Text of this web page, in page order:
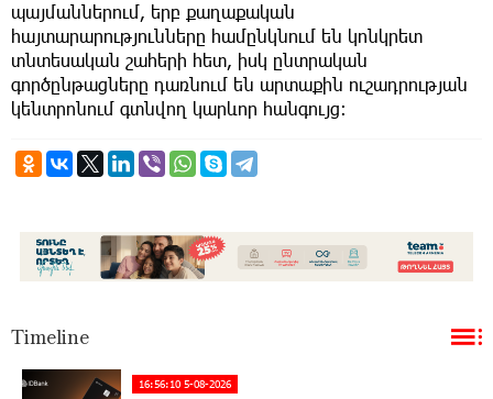
պայմաններում, երբ քաղաքական
հայտարարությունները համընկնում են կոնկրետ
տնտեսական շահերի հետ, իսկ ընտրական
գործընթացները դառնում են արտաքին ուշադրության
կենտրոնում գտնվող կարևոր հանգույց։
Timeline
16:56:10 5-08-2026